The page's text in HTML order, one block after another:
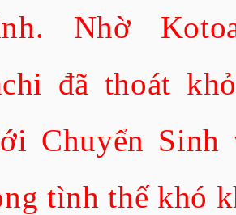
Nhờ
đã thoát
Chuyển
tình thế khó